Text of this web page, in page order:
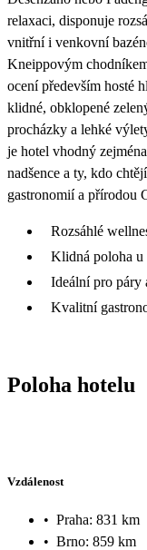
relaxaci, disponuje
vnitřní i venkovní
Kneippovým
ocení především hosté
klidné, obklopené
procházky a lehké
je hotel vhodný
nadšence a ty, kdo
gastronomií a přírodou
Rozsáhlé
Klidná poloha u
Ideální pro páry
Kvalitní
Poloha hotelu
Vzdálenost
• Praha: 831 km
• Brno: 859 km